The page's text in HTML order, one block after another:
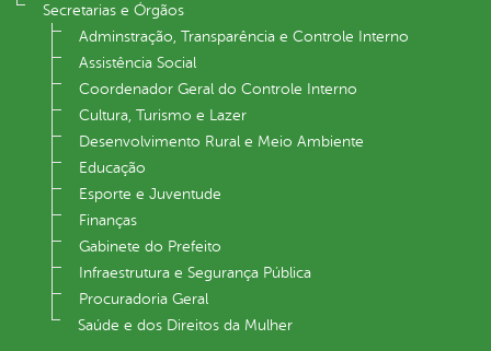
Secretarias e Órgãos
Adminstração, Transparência e Controle Interno
Assistência Social
Coordenador Geral do Controle Interno
Cultura, Turismo e Lazer
Desenvolvimento Rural e Meio Ambiente
Educação
Esporte e Juventude
Finanças
Gabinete do Prefeito
Infraestrutura e Segurança Pública
Procuradoria Geral
Saúde e dos Direitos da Mulher